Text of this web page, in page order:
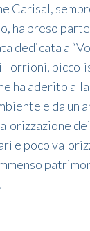
Carisal,
ha preso
dedicata a
Torrioni,
ha aderito
e da un
e poco